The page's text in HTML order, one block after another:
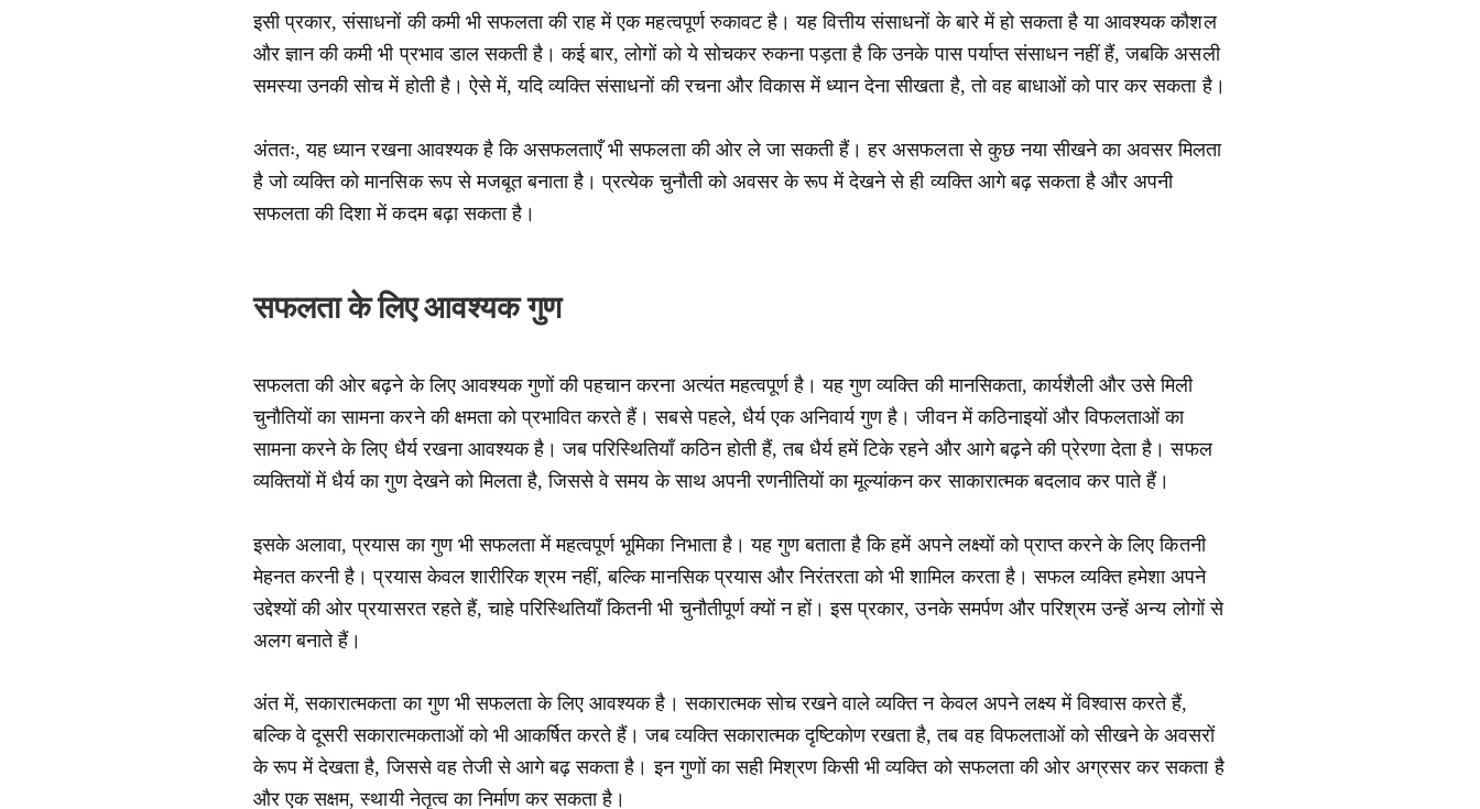
इसी प्रकार, संसाधनों की कमी भी सफलता की राह में एक महत्वपूर्ण रुकावट है। यह वित्तीय संसाधनों के बारे में हो सकता है या आवश्यक कौशल
और ज्ञान की कमी भी प्रभाव डाल सकती है। कई बार, लोगों को ये सोचकर रुकना पड़ता है कि उनके पास पर्याप्त संसाधन नहीं हैं, जबकि असली
समस्या उनकी सोच में होती है। ऐसे में, यदि व्यक्ति संसाधनों की रचना और विकास में ध्यान देना सीखता है, तो वह बाधाओं को पार कर सकता है।
अंततः, यह ध्यान रखना आवश्यक है कि असफलताएँ भी सफलता की ओर ले जा सकती हैं। हर असफलता से कुछ नया सीखने का अवसर मिलता
है जो व्यक्ति को मानसिक रूप से मजबूत बनाता है। प्रत्येक चुनौती को अवसर के रूप में देखने से ही व्यक्ति आगे बढ़ सकता है और अपनी
सफलता की दिशा में कदम बढ़ा सकता है।
सफलता के लिए आवश्यक गुण
सफलता की ओर बढ़ने के लिए आवश्यक गुणों की पहचान करना अत्यंत महत्वपूर्ण है। यह गुण व्यक्ति की मानसिकता, कार्यशैली और उसे मिली
चुनौतियों का सामना करने की क्षमता को प्रभावित करते हैं। सबसे पहले, धैर्य एक अनिवार्य गुण है। जीवन में कठिनाइयों और विफलताओं का
सामना करने के लिए धैर्य रखना आवश्यक है। जब परिस्थितियाँ कठिन होती हैं, तब धैर्य हमें टिके रहने और आगे बढ़ने की प्रेरणा देता है। सफल
व्यक्तियों में धैर्य का गुण देखने को मिलता है, जिससे वे समय के साथ अपनी रणनीतियों का मूल्यांकन कर साकारात्मक बदलाव कर पाते हैं।
इसके अलावा, प्रयास का गुण भी सफलता में महत्वपूर्ण भूमिका निभाता है। यह गुण बताता है कि हमें अपने लक्ष्यों को प्राप्त करने के लिए कितनी
मेहनत करनी है। प्रयास केवल शारीरिक श्रम नहीं, बल्कि मानसिक प्रयास और निरंतरता को भी शामिल करता है। सफल व्यक्ति हमेशा अपने
उद्देश्यों की ओर प्रयासरत रहते हैं, चाहे परिस्थितियाँ कितनी भी चुनौतीपूर्ण क्यों न हों। इस प्रकार, उनके समर्पण और परिश्रम उन्हें अन्य लोगों से
अलग बनाते हैं।
अंत में, सकारात्मकता का गुण भी सफलता के लिए आवश्यक है। सकारात्मक सोच रखने वाले व्यक्ति न केवल अपने लक्ष्य में विश्वास करते हैं,
बल्कि वे दूसरी सकारात्मकताओं को भी आकर्षित करते हैं। जब व्यक्ति सकारात्मक दृष्टिकोण रखता है, तब वह विफलताओं को सीखने के अवसरों
के रूप में देखता है, जिससे वह तेजी से आगे बढ़ सकता है। इन गुणों का सही मिश्रण किसी भी व्यक्ति को सफलता की ओर अग्रसर कर सकता है
और एक सक्षम, स्थायी नेतृत्व का निर्माण कर सकता है।